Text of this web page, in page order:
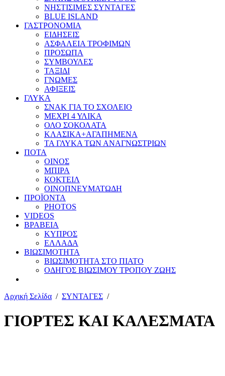
ΝΗΣΤΙΣΙΜΕΣ ΣΥΝΤΑΓΕΣ
BLUE ISLAND
ΓΑΣΤΡΟΝΟΜΙΑ
ΕΙΔΗΣΕΙΣ
ΑΣΦΑΛΕΙΑ ΤΡΟΦΙΜΩΝ
ΠΡΟΣΩΠΑ
ΣΥΜΒΟΥΛΕΣ
ΤΑΞΙΔΙ
ΓΝΩΜΕΣ
ΑΦΙΞΕΙΣ
ΓΛΥΚΑ
ΣΝΑΚ ΓΙΑ ΤΟ ΣΧΟΛΕΙΟ
ΜΕΧΡΙ 4 ΥΛΙΚΑ
ΟΛΟ ΣΟΚΟΛΑΤΑ
ΚΛΑΣΙΚΑ+ΑΓΑΠΗΜΕΝΑ
ΤΑ ΓΛΥΚΑ ΤΩΝ ΑΝΑΓΝΩΣΤΡΙΩΝ
ΠΟΤΑ
ΟΙΝΟΣ
ΜΠΙΡΑ
ΚΟΚΤΕΙΛ
ΟΙΝΟΠΝΕΥΜΑΤΩΔΗ
ΠΡΟΪΟΝΤΑ
PHOTOS
VIDEOS
ΒΡΑΒΕΙΑ
ΚΥΠΡΟΣ
ΕΛΛΑΔΑ
ΒΙΩΣΙΜΟΤΗΤΑ
ΒΙΩΣΙΜΟΤΗΤΑ ΣΤΟ ΠΙΑΤΟ
ΟΔΗΓΟΣ ΒΙΩΣΙΜΟΥ ΤΡΟΠΟΥ ΖΩΗΣ
Αρχική Σελίδα / ΣΥΝΤΑΓΕΣ /
ΓΙΟΡΤΕΣ ΚΑΙ ΚΑΛΕΣΜΑΤΑ